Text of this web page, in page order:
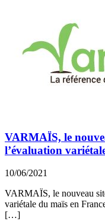
VARMAÏS, le
l’évaluation
10/06/2021
VARMAÏS, le nouveau
variétale du maïs en
[…]